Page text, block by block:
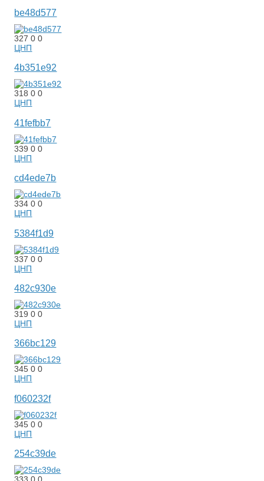
be48d577
32700
ЦНП
4b351e92
31800
ЦНП
41fefbb7
33900
ЦНП
cd4ede7b
33400
ЦНП
5384f1d9
33700
ЦНП
482c930e
31900
ЦНП
366bc129
34500
ЦНП
f060232f
34500
ЦНП
254c39de